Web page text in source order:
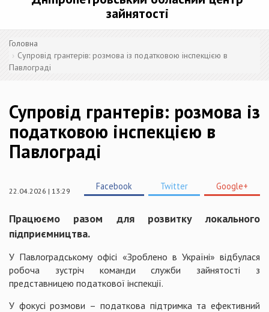
зайнятості
Головна
Супровід грантерів: розмова із податковою інспекцією в
Павлограді
Супровід грантерів: розмова із
податковою інспекцією в
Павлограді
22.04.2026 | 13:29 Facebook Twitter Google+
Працюємо разом для розвитку локального
підприємництва.
У Павлоградському офісі «Зроблено в Україні» відбулася
робоча зустріч команди служби зайнятості з
представницею податкової інспекції.
У фокусі розмови – податкова підтримка та ефективний